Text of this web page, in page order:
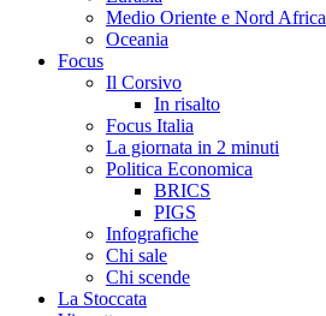
Medio Oriente e Nord Africa
Oceania
Focus
Il Corsivo
In risalto
Focus Italia
La giornata in 2 minuti
Politica Economica
BRICS
PIGS
Infografiche
Chi sale
Chi scende
La Stoccata